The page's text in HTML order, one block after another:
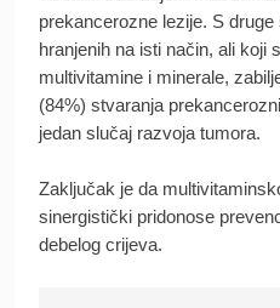
prekancerozne lezije. S
hranjenih na isti način, ali koji
multivitamine i minerale,
(84%) stvaranja
jedan slučaj razvoja tumora.
Zaključak je da
sinergistički pridonose
debelog crijeva.